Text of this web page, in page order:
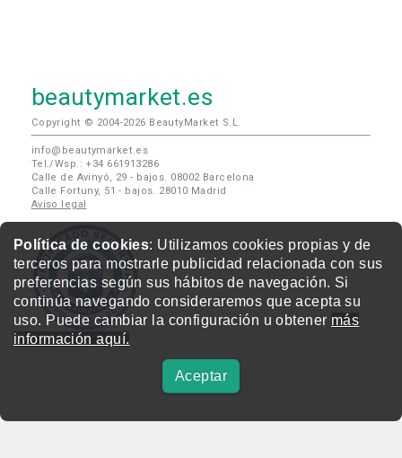
Política de cookies: Utilizamos cookies propias y de
terceros para mostrarle publicidad relacionada con sus
preferencias según sus hábitos de navegación. Si
continúa navegando consideraremos que acepta su
uso. Puede cambiar la configuración u obtener más
información aquí.
Aceptar
beautymarket.es
Copyright © 2004-2026 BeautyMarket S.L.
info@beautymarket.es
Tel./Wsp.: +34 661913286
Calle de Avinyó, 29 - bajos. 08002 Barcelona
Calle Fortuny, 51 - bajos. 28010 Madrid
Aviso legal